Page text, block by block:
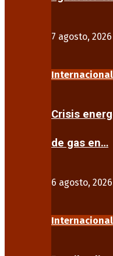
7 agosto, 2026
Internacional
Crisis
de gas en…
6 agosto, 2026
Internacional